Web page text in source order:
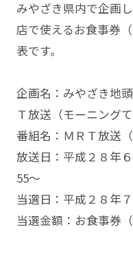
みやざき県内で企画
店で使えるお食事券
表です。
企画名：みやざき地
Ｔ放送（モーニング
番組名：ＭＲＴ放送
放送日：平成２８年
55～
当選日：平成２８年
当選金額：お食事券